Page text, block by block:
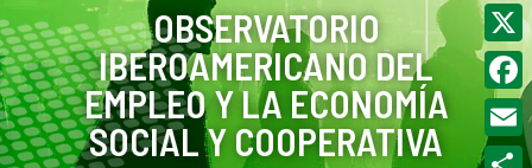
OBSERVATORIO
IBEROAMERICANO DEL
EMPLEO Y LA ECONOMÍA
SOCIAL Y COOPERATIVA
X
Email